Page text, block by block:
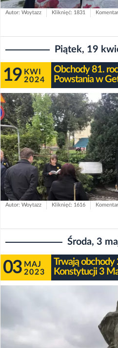
Autor: Woytazz Kliknięć: 1831
Piątek, 19
19 KWI
2024
Obchody 81.
Powstania w
Autor: Woytazz Kliknięć: 1616
Środa, 3
03 MAJ
2023
Trwają obchody
Konstytucji 3